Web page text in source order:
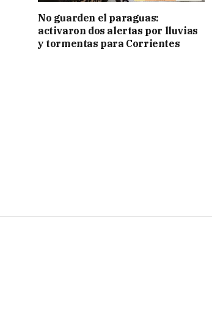
No guarden el paraguas:
activaron dos alertas por lluvias
y tormentas para Corrientes